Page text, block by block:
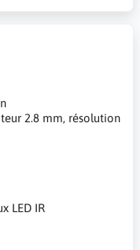
2.8 mm, résolution
LED IR